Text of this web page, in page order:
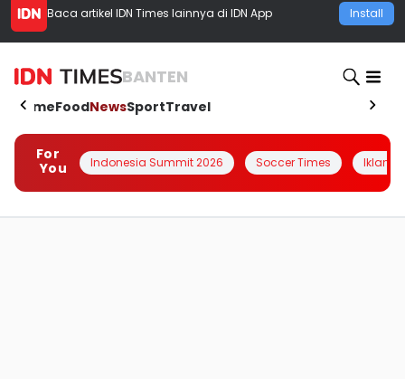
Baca artikel IDN Times lainnya di IDN App Install
BANTEN
HomeFoodNewsSportTravel
For
You
Indonesia Summit 2026 Soccer Times Iklanin